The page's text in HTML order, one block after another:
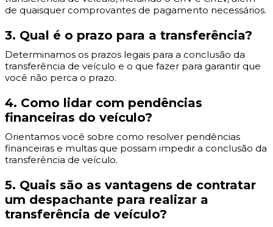
de quaisquer comprovantes de pagamento necessários.
3. Qual é o prazo para a transferência?
Determinamos os prazos legais para a conclusão da
transferência de veículo e o que fazer para garantir que
você não perca o prazo.
4. Como lidar com pendências
financeiras do veículo?
Orientamos você sobre como resolver pendências
financeiras e multas que possam impedir a conclusão da
transferência de veículo.
5. Quais são as vantagens de contratar
um despachante para realizar a
transferência de veículo?